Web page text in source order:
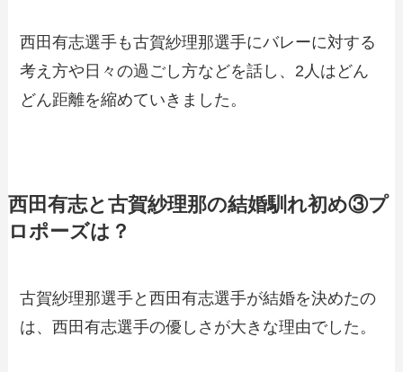
西田有志選手も古賀紗理那選手にバレーに対する
考え方や日々の過ごし方などを話し、2人はどん
どん距離を縮めていきました。
西田有志と古賀紗理那の結婚馴れ初め③プ
ロポーズは？
古賀紗理那選手と西田有志選手が結婚を決めたの
は、西田有志選手の優しさが大きな理由でした。